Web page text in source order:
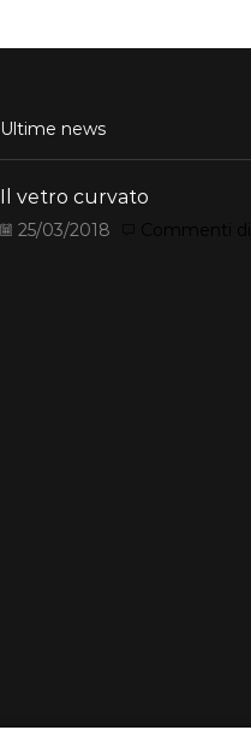
Ultime news
Il vetro curvato
25/03/2018